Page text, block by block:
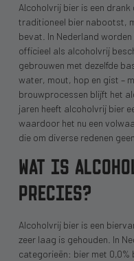
Alcoholvrij bier is een
traditioneel bier nabootst,
bevat. In Nederland
officieel als alcoholvrij
gebrouwen met dezelfde
water, mout, hop en gist –
brouwprocessen blijft het
jaren heeft alcoholvrij bier
waardoor het nu een
die om diverse redenen
WAT IS
PRECIES?
Alcoholvrij bier is een
zeer laag is gehouden. In
categorieën: bier met